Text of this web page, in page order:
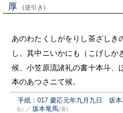
厚 (逆引き)
あのわたくしがをりし茶ざしき
し、其中ニいかにも（こげしか
候、小笠原流諸礼の書十本斗、
本のあつさニて候。
手紙：017 慶応元年九月九日 坂本
名) ／ 坂本竜馬(著)